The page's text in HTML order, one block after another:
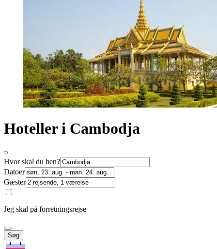
Hoteller i Cambodja
Hvor skal du hen?
Datoer
Gæster
Jeg skal på forretningsrejse
Søg